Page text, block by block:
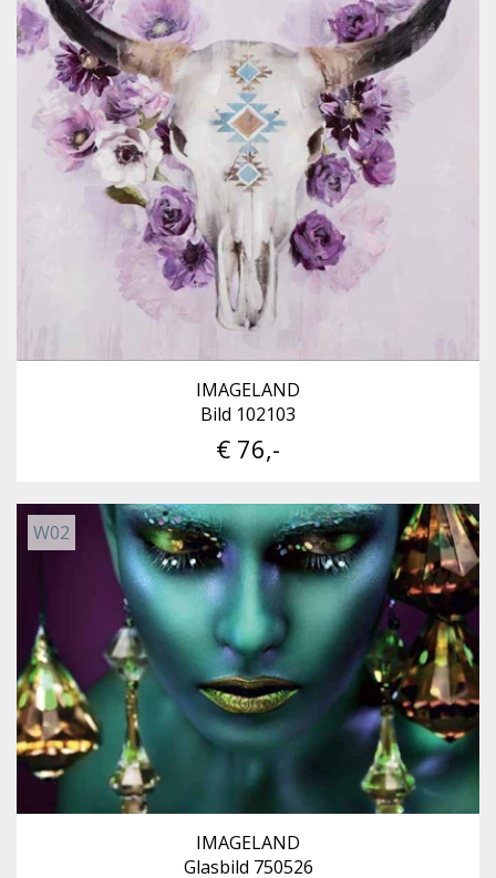
IMAGELAND
Bild 102103
€ 76,-
W02
IMAGELAND
Glasbild 750526